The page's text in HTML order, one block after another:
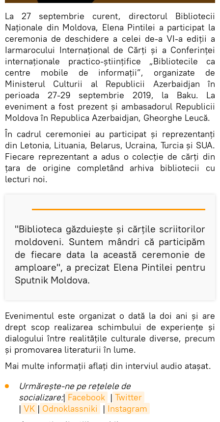
La 27 septembrie curent, directorul Bibliotecii
Naţionale din Moldova, Elena Pintilei a participat la
ceremonia de deschidere a celei de-a VI-a ediţii a
Iarmarocului Internaţional de Cărţi şi a Conferinței
internaționale practico-științifice „Bibliotecile ca
centre mobile de informații”, organizate de
Ministerul Culturii al Republicii Azerbaidjan în
perioada 27-29 septembrie 2019, la Baku. La
eveniment a fost prezent și ambasadorul Republicii
Moldova în Republica Azerbaidjan, Gheorghe Leucă.
În cadrul ceremoniei au participat și reprezentanți
din Letonia, Lituania, Belarus, Ucraina, Turcia și SUA.
Fiecare reprezentant a adus o colecție de cărți din
țara de origine completând arhiva bibliotecii cu
lecturi noi.
"Biblioteca găzduiește și cărțile scriitorilor
moldoveni. Suntem mândri că participăm
de fiecare data la această ceremonie de
amploare", a precizat Elena Pintilei pentru
Sputnik Moldova.
Evenimentul este organizat o dată la doi ani și are
drept scop realizarea schimbului de experienţe şi
dialogului între realităţile culturale diverse, precum
și promovarea literaturii în lume.
Mai multe informații aflați din interviul audio atașat.
Urmărește-ne pe rețelele de
socializare:| Facebook | Twitter
| VK | Odnoklassniki | Instagram